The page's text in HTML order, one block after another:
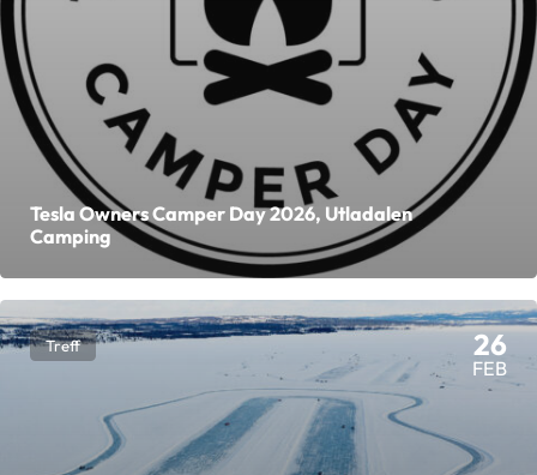
Tesla Owners Camper Day 2026, Utladalen
Camping
Treff 26
FEB